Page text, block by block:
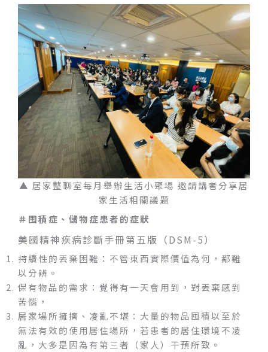
▲ 居家整聊室每月舉辦生活小聚場 邀請講者分享居
家生活相關議題
＃囤積症、儲物症患者的症狀
美國精神疾病診斷手冊第五版（DSM-5）
持續性的丟棄困難：不管東西實際價值為何，都難
以分辨。
保有物品的需求：覺得有一天會用到，對丟棄感到
苦惱，
居家場所擁擠、凌亂不堪：大量的物品囤積以至於
無法有效的使用居住場所，若患者的居住環境不凌
亂，大多是因為有第三者（家人）干預所致。